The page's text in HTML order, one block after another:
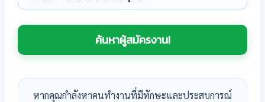
หากคุณกำลังหาคนทำงานที่มีทักษะและประสบการณ์